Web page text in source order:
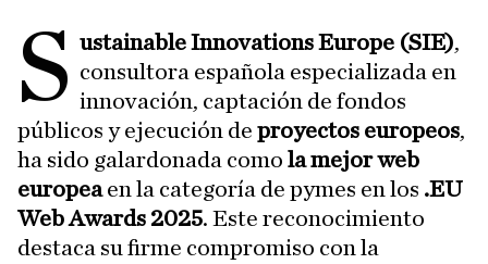
S ustainable Innovations Europe (SIE),
consultora española especializada en
innovación, captación de fondos
públicos y ejecución de proyectos europeos,
ha sido galardonada como la mejor web
europeaen la categoría de pymes en los .EU
Web Awards 2025. Este reconocimiento
destaca su firme compromiso con la